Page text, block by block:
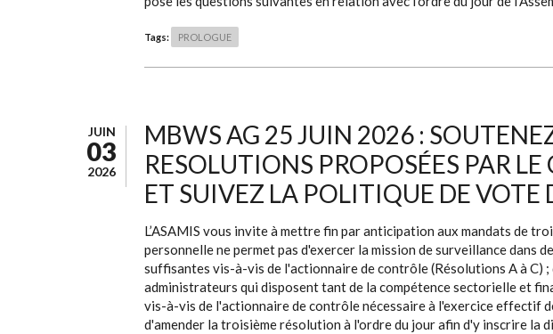
Tags: PROLOGUE
JUIN
03
2026
MBWS AG 25 JUIN 2026 :
RESOLUTIONS PROPOSÉES PAR
ET SUIVEZ LA POLITIQUE DE VOTE
L’ASAMIS vous invite à mettre fin par anticipation aux mandats de
personnelle ne permet pas d'exercer la mission de surveillance dans
suffisantes vis-à-vis de l'actionnaire de contrôle (Résolutions A à C) ;
administrateurs qui disposent tant de la compétence sectorielle et
vis-à-vis de l'actionnaire de contrôle nécessaire à l'exercice effectif
d'amender la troisième résolution à l'ordre du jour afin d'y inscrire la